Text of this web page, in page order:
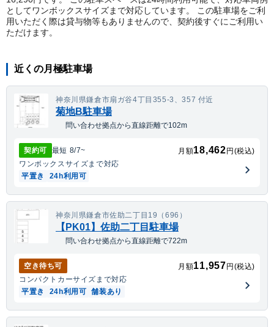
としてワンボックスサイズまで対応しています。 この駐車場をご利
用いただく際は貸与物等もありませんので、契約後すぐにご利用い
ただけます。
近くの月極駐車場
神奈川県鎌倉市扇ガ谷4丁目355-3、357 付近
菊地B駐車場
問い合わせ拠点から直線距離で102m
契約可 最短 8/7~ 月額18,462 円(税込)
ワンボックスサイズまで対応
平置き
24h利用可
神奈川県鎌倉市佐助二丁目19（696）
【PK01】佐助二丁目駐車場
問い合わせ拠点から直線距離で722m
空き待ち可 月額11,957 円(税込)
コンパクトカーサイズまで対応
平置き
24h利用可 舗装あり